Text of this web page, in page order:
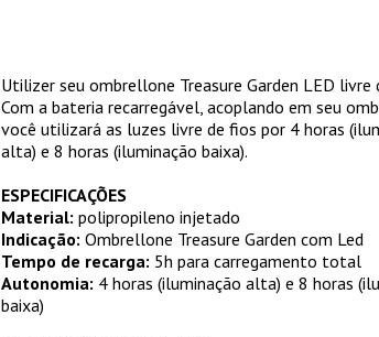
Utilizer seu ombrellone Treasure Garden LED livre
Com a bateria recarregável, acoplando em seu
você utilizará as luzes livre de fios por 4 horas
alta) e 8 horas (iluminação baixa).
ESPECIFICAÇÕES
Material:polipropileno injetado
Indicação:Ombrellone Treasure Garden com Led
Tempo de recarga: 5h para carregamento total
Autonomia: 4 horas (iluminação alta) e 8 horas
baixa)